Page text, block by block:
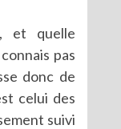
et quelle
pas
donc de
celui des
suivi